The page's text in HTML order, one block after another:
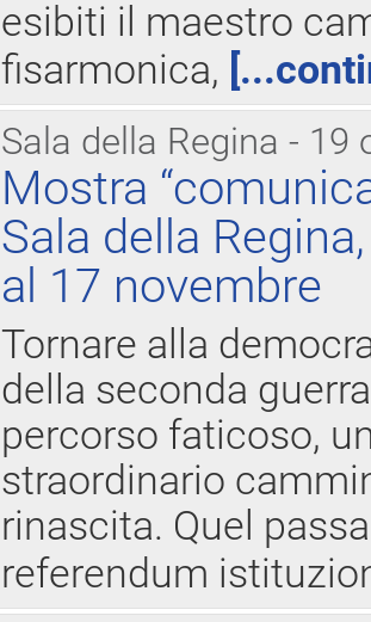
esibiti il maestro
fisarmonica,
Sala della Regina - 19
Mostra
Sala della
al 17 novembre
Tornare alla
della seconda
percorso faticoso,
straordinario
rinascita. Quel
referendum